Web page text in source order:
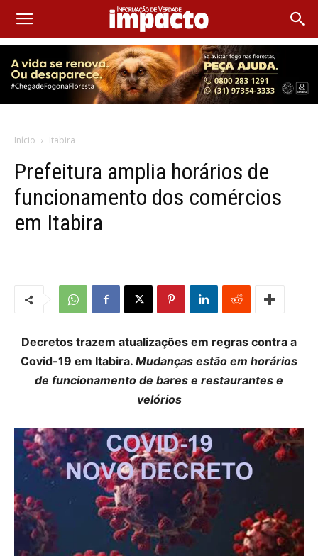
Início Itabira
Prefeitura amplia horários de
funcionamento dos comércios
em Itabira
Decretos trazem atualizações em regras contra a
Covid-19 em Itabira. Mudanças estão em horários
de funcionamento de bares e restaurantes e
velórios